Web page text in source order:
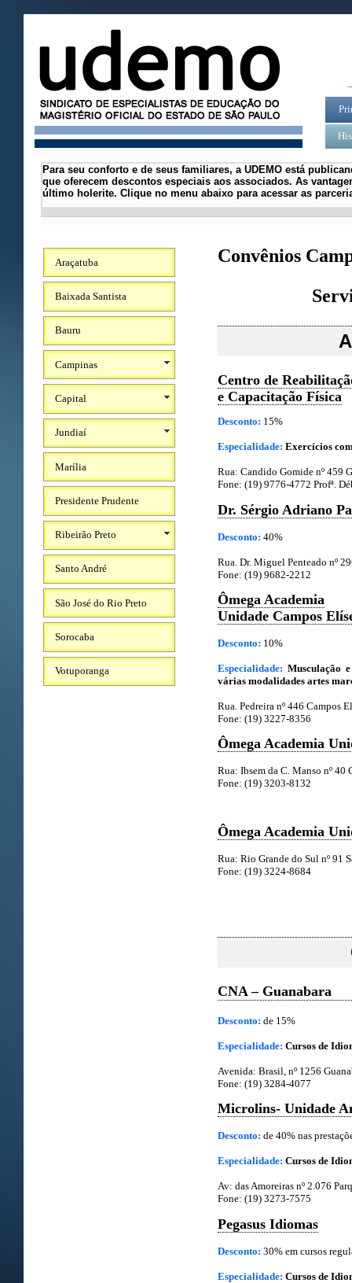
Para seu conforto e de seus familiares, a UDEMO está
que oferecem descontos especiais aos associados. As
último holerite. Clique no menu abaixo para acessar as
Araçatuba
Baixada Santista
Bauru
Campinas
Capital
Jundiaí
Marília
Presidente Prudente
Ribeirão Preto
Santo André
São José do Rio Preto
Sorocaba
Votuporanga
Convênios
Centro de
e Capacitação Física
Desconto: 15%
Especialidade: Exercícios
Rua: Candido Gomide nº 459
Fone: (19) 9776-4772 Profª.
Dr. Sérgio Adriano
Desconto: 40%
Rua. Dr. Miguel Penteado nº
Fone: (19) 9682-2212
Ômega Academia
Unidade Campos
Desconto: 10%
Especialidade: Musculação
várias modalidades artes
Rua. Pedreira nº 446 Campos
Fone: (19) 3227-8356
Ômega Academia
Rua: Ibsem da C. Manso nº 40
Fone: (19) 3203-8132
Ômega Academia
Rua: Rio Grande do Sul nº 91
Fone: (19) 3224-8684
CNA – Guanabara
Desconto: de 15%
Especialidade: Cursos de
Avenida: Brasil, nº 1256
Fone: (19) 3284-4077
Microlins- Unidade
Desconto: de 40% nas
Especialidade: Cursos de
Av: das Amoreiras nº 2.076
Fone: (19) 3273-7575
Pegasus Idiomas
Desconto: 30% em cursos
Especialidade: Cursos de